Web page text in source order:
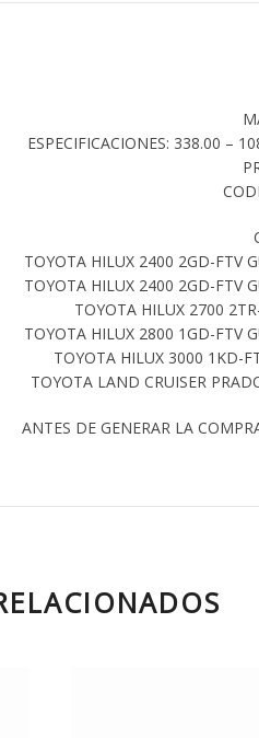
ESPECIFICACIONES: 338.00 –
TOYOTA HILUX 2400 2GD-FTV
TOYOTA HILUX 2400 2GD-FTV
TOYOTA HILUX 2700
TOYOTA HILUX 2800 1GD-FTV
TOYOTA HILUX 3000 1KD-
TOYOTA LAND CRUISER
ANTES DE GENERAR LA